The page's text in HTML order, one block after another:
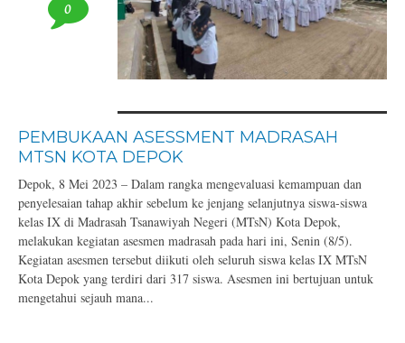
0
PEMBUKAAN ASESSMENT MADRASAH
MTSN KOTA DEPOK
Depok, 8 Mei 2023 – Dalam rangka mengevaluasi kemampuan dan
penyelesaian tahap akhir sebelum ke jenjang selanjutnya siswa-siswa
kelas IX di Madrasah Tsanawiyah Negeri (MTsN) Kota Depok,
melakukan kegiatan asesmen madrasah pada hari ini, Senin (8/5).
Kegiatan asesmen tersebut diikuti oleh seluruh siswa kelas IX MTsN
Kota Depok yang terdiri dari 317 siswa. Asesmen ini bertujuan untuk
mengetahui sejauh mana...